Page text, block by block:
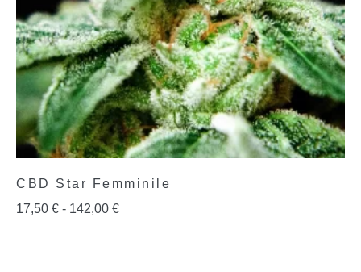
CBD Star Femminile
17,50 € - 142,00 €